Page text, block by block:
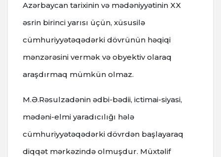
Azərbaycan tarixinin və mədəniyyətinin XX
əsrin birinci yarısı üçün, xüsusilə
cümhuriyyətəqədərki dövrünün həqiqi
mənzərəsini vermək və obyektiv olaraq
araşdırmaq mümkün olmaz.
M.Ə.Rəsulzadənin ədbi-bədii, ictimai-siyasi,
mədəni-elmi yaradıcılığı hələ
cümhuriyyətəqədərki dövrdən başlayaraq
diqqət mərkəzində olmuşdur. Müxtəlif